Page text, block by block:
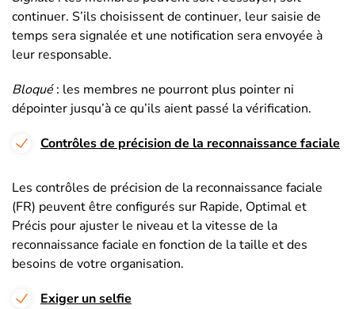
continuer. S’ils choisissent de continuer, leur saisie de
temps sera signalée et une notification sera envoyée à
leur responsable.
Bloqué: les membres ne pourront plus pointer ni
dépointer jusqu’à ce qu’ils aient passé la vérification.
Contrôles de précision de la reconnaissance faciale
Les contrôles de précision de la reconnaissance faciale
(FR) peuvent être configurés sur Rapide, Optimal et
Précis pour ajuster le niveau et la vitesse de la
reconnaissance faciale en fonction de la taille et des
besoins de votre organisation.
Exiger un selfie